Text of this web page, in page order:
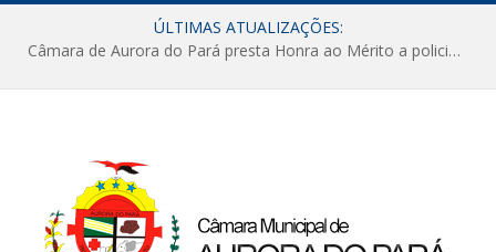
ÚLTIMAS ATUALIZAÇÕES:
Câmara de Aurora do Pará presta Honra ao Mérito a policiais militares em sessão marcada por reconhecimento e emoção